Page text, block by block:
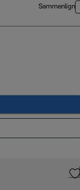
Sammenlign